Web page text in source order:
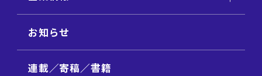
お知らせ
連載／寄稿／書籍